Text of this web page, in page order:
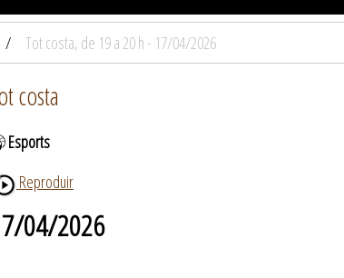
Tot costa, de 19 a 20 h - 17/04/2026
costa
Esports
Reproduir
04/2026